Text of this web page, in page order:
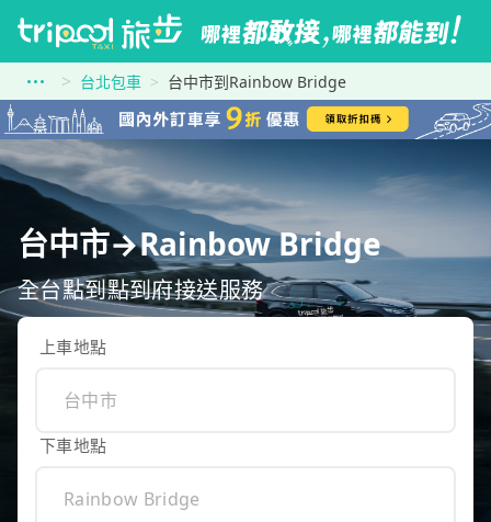
台北包車 台中市到Rainbow Bridge
台中市→Rainbow Bridge
全台點到點到府接送服務
上車地點
下車地點